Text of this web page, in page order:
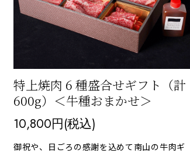
特上焼肉 6 種盛合せギフト（計
600g）＜牛種おまかせ＞
10,800円(税込)
御祝や、日ごろの感謝を込めて南山の牛肉ギ